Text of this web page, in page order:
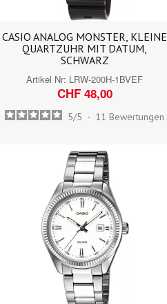
CASIO ANALOG MONSTER, KLEINE
QUARTZUHR MIT DATUM,
SCHWARZ
Artikel Nr: LRW-200H-1BVEF
CHF 48,00
5/5 - 11 Bewertungen